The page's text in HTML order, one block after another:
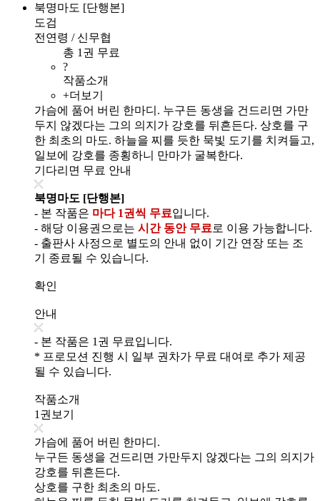
북명마도 [단행본]
도검
전연령 / 신무협
총 1권 무료
?
작품소개
+더보기
가슴에 품어 버린 한마디. 누구든 동생을 건드리면 가만
두지 않겠다는 그의 의지가 강호를 뒤흔든다. 상호를 구
한 최초의 마도. 하늘을 찌를 듯한 묵빛 도기를 치켜들고,
일보에 강호를 종횡하니 만마가 굴복한다.
기다리면 무료 안내
북명마도 [단행본]
- 본 작품은 마다 1권씩 무료입니다.
- 해당 이용권으로는 시간 동안 무료 로 이용 가능합니다.
- 출판사 사정으로 별도의 안내 없이 기간 연장 또는 조
기 종료될 수 있습니다.
확인
안내
- 본 작품은 1권 무료입니다.
* 프로모션 진행 시 일부 권차가 무료 대여로 추가 제공
될 수 있습니다.
작품소개
1권보기
가슴에 품어 버린 한마디.
누구든 동생을 건드리면 가만두지 않겠다는 그의 의지가
강호를 뒤흔든다.
상호를 구한 최초의 마도.